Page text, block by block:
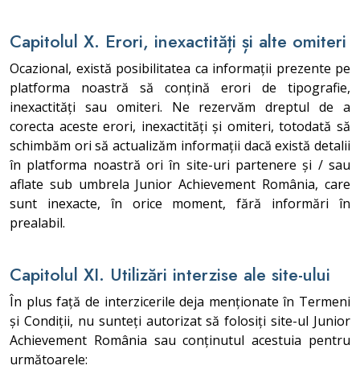
Capitolul X. Erori, inexactități și alte omiteri
Ocazional, există posibilitatea ca informații prezente pe
platforma noastră să conțină erori de tipografie,
inexactități sau omiteri. Ne rezervăm dreptul de a
corecta aceste erori, inexactități și omiteri, totodată să
schimbăm ori să actualizăm informații dacă există detalii
în platforma noastră ori în site-uri partenere și / sau
aflate sub umbrela Junior Achievement România, care
sunt inexacte, în orice moment, fără informări în
prealabil.
Capitolul XI. Utilizări interzise ale site-ului
În plus față de interzicerile deja menționate în Termeni
și Condiții, nu sunteți autorizat să folosiți site-ul Junior
Achievement România sau conținutul acestuia pentru
următoarele: